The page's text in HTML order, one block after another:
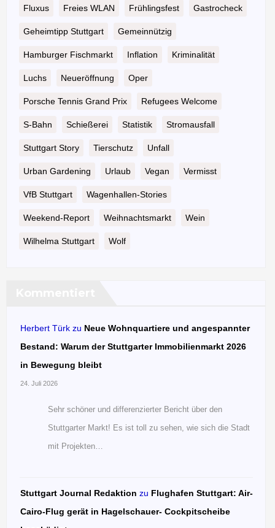
Fluxus Freies WLAN Frühlingsfest Gastrocheck
Geheimtipp Stuttgart Gemeinnützig
Hamburger Fischmarkt Inflation Kriminalität
Luchs Neueröffnung Oper
Porsche Tennis Grand Prix Refugees Welcome
S-Bahn Schießerei Statistik Stromausfall
Stuttgart Story Tierschutz Unfall
Urban Gardening Urlaub Vegan Vermisst
VfB Stuttgart Wagenhallen-Stories
Weekend-Report Weihnachtsmarkt Wein
Wilhelma Stuttgart Wolf
Herbert Türk zu Neue Wohnquartiere und angespannter
Bestand: Warum der Stuttgarter Immobilienmarkt 2026
in Bewegung bleibt
24. Juli 2026
Sehr schöner und differenzierter Bericht über den
Stuttgarter Markt! Es ist toll zu sehen, wie sich die Stadt
mit Projekten…
Stuttgart Journal Redaktion zu Flughafen Stuttgart: Air-
Cairo-Flug gerät in Hagelschauer- Cockpitscheibe